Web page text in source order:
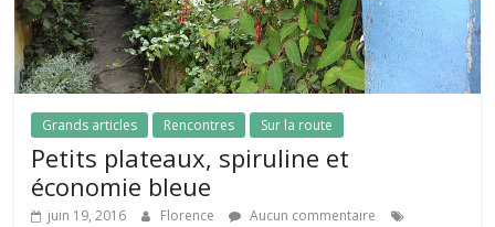
Grands articles Rencontres Sur la route
Petits plateaux, spiruline et
économie bleue
juin 19, 2016 Florence
Aucun commentaire